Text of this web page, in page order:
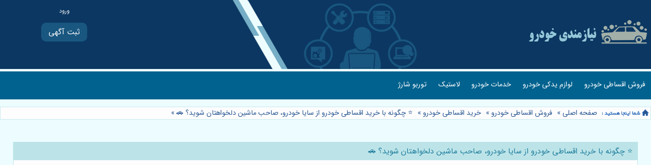
ثبت آگهی
فروش اقساطی خودرو لوازم یدکی خودرو خدمات خودرو لاستیک توربو شارژ
صفحه اصلی » فروش اقساطی خودرو » خرید اقساطی خودرو » ⭐️ چگونه با خرید اقساطی خودرو از سایا خودرو، صاحب ماشین دلخواهتان شوید؟ 🚗»
⭐️ چگونه با خرید اقساطی خودرو از سایا خودرو، صاحب ماشین دلخواهتان شوید؟ 🚗